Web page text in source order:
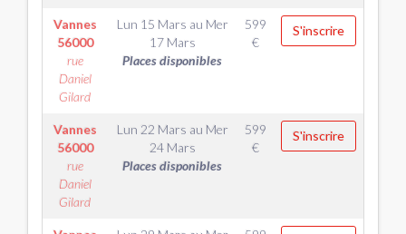
Vannes
56000
rue
Daniel
Gilard
Lun 15 Mars au Mer
17 Mars
Places disponibles
599
€
S'inscrire
Vannes
56000
rue
Daniel
Gilard
Lun 22 Mars au Mer
24 Mars
Places disponibles
599
€
S'inscrire